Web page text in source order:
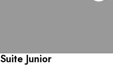
Suite Junior